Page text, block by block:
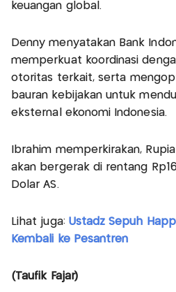
keuangan global.
Denny menyatakan Bank
memperkuat koordinasi
otoritas terkait, serta
bauran kebijakan untuk
eksternal ekonomi Indonesia.
Ibrahim memperkirakan,
akan bergerak di rentang
Dolar AS.
Lihat juga: Ustadz Sepuh
Kembali ke Pesantren
(Taufik Fajar)